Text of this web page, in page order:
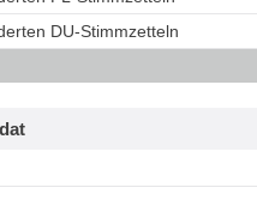
DU-Stimmzetteln